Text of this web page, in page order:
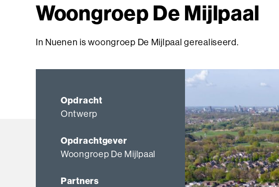
Woongroep De Mijlpaal
In Nuenen is woongroep De Mijlpaal gerealiseerd.
Opdracht
Ontwerp
Opdrachtgever
Woongroep De Mijlpaal
Partners